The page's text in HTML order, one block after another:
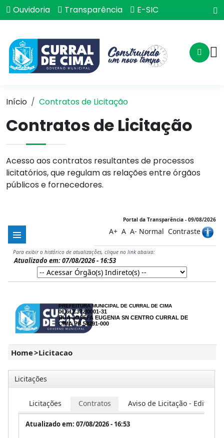
Ouvidoria Transparência E-SIC
Início Contratos de Licitação
Contratos de Licitação
Acesso aos contratos resultantes de processos
licitatórios, que regulam as relações entre órgãos
públicos e fornecedores.